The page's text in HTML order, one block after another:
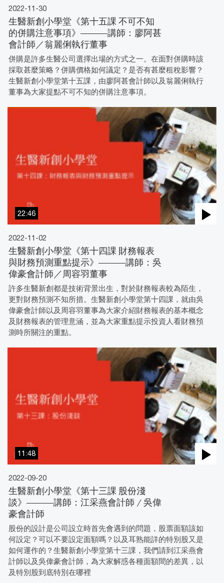
2022-11-30
生醫新創小學堂《第十五課 不可不知
的併購注意事項》———講師：廖阿甚
會計師／翁麗俐執行董事
併購是許多生醫公司選擇出場的方式之一。在面對併購時該
採取甚麼策略？併購價格如何議定？是否有甚麼租稅影響？
生醫新創小學堂第十五課，由廖阿甚會計師以及翁麗俐執行
董事為大家提點不可不知的併購注意事項。
22:46
2022-11-02
生醫新創小學堂《第十四課 財務報表
與財務預測重點提示》———講師：吳
偉豪會計師／周容羽董事
許多生醫新創都是技術背景出生，對於財務報表較為陌生，
更對財務預測不知所措。生醫新創小學堂第十四課，就由吳
偉豪會計師以及周容羽董事為大家介紹財務報表的基本概念
及財務報表的管理意涵，並為大家重點提示投資人看財務預
測時所關注的重點。
11:48
2022-09-20
生醫新創小學堂《第十三課 股份淺
談》———講師：江采燕會計師 / 吳偉
豪會計師
股份的設計是公司設立時首先會遇到的問題，股票面額該如
何設定？可以不要設定面額嗎？以及耳熟能詳的特別股又是
如何運作的？生醫新創小學堂第十三課，我們請到江采燕會
計師以及吳偉豪會計師，為大家解惑各種面額間的差異，以
及特別股到底特別在哪裡